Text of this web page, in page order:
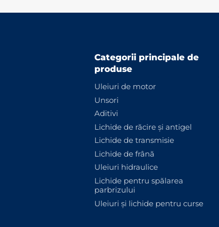
Categorii principale de
produse
Uleiuri de motor
Unsori
Aditivi
Lichide de răcire și antigel
Lichide de transmisie
Lichide de frână
Uleiuri hidraulice
Lichide pentru spălarea
parbrizului
Uleiuri și lichide pentru curse